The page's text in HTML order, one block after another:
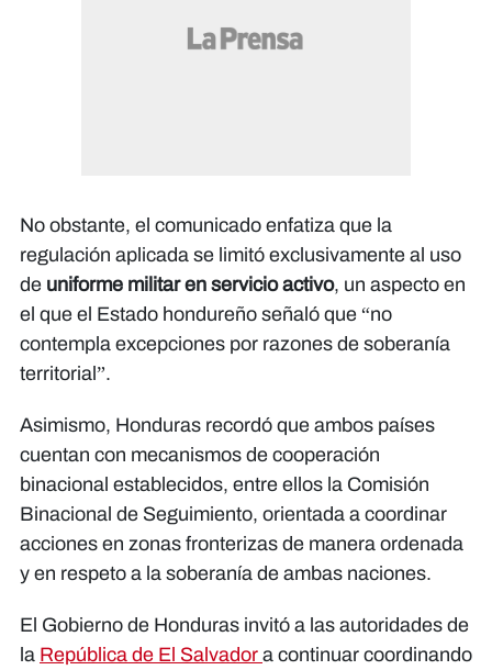
No obstante, el comunicado enfatiza que la
regulación aplicada se limitó exclusivamente al uso
de uniforme militar en servicio activo, un aspecto en
el que el Estado hondureño señaló que “no
contempla excepciones por razones de soberanía
territorial”.
Asimismo, Honduras recordó que ambos países
cuentan con mecanismos de cooperación
binacional establecidos, entre ellos la Comisión
Binacional de Seguimiento, orientada a coordinar
acciones en zonas fronterizas de manera ordenada
y en respeto a la soberanía de ambas naciones.
El Gobierno de Honduras invitó a las autoridades de
la República de El Salvador a continuar coordinando